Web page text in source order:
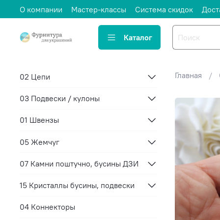
О компании Мастер-классы Система скидок
Каталог
Главная
02 Цепи
03 Подвески / кулоны
01 Швензы
05 Жемчуг
07 Камни поштучно, бусины ДЗИ
15 Кристаллы бусины, подвески
04 Коннекторы